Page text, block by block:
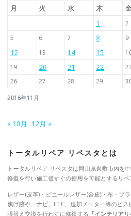
2018年11月
月 火 水 木
1
2
5 6 7 8 9
12
13 14 15
19
20 21 22 23
26 27 28 29
« 10月 12月 »
トータルリペア リペスタとは
トータルリペア リペスタは岡山県倉敷市内を
修復を行い施工後すぐの使用を可能とするリペ
レザー(皮革)・ビニールレザー(合皮)・布・プ
焦げ跡や、ナビ、ETC、追加メーター等のビス
張替え交換を行わずに修復する 「インテリアリ